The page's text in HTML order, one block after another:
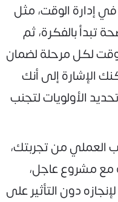
إدارة الوقت، مثل
تبدأ بالفكرة، ثم
وقت لكل مرحلة لضمان
الإشارة إلى أنك
الأولويات لتجنب
العملي من تجربتك،
مشروع عاجل،
دون التأثير على